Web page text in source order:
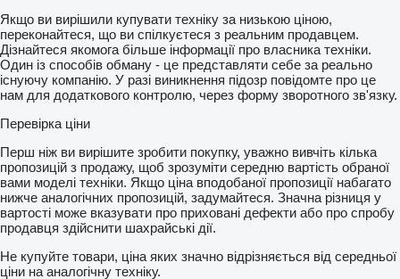
Якщо ви вирішили купувати техніку за низькою ціною,
переконайтеся, що ви спілкуєтеся з реальним продавцем.
Дізнайтеся якомога більше інформації про власника техніки.
Один із способів обману - це представляти себе за реально
існуючу компанію. У разі виникнення підозр повідомте про це
нам для додаткового контролю, через форму зворотного зв'язку.
Перевірка ціни
Перш ніж ви вирішите зробити покупку, уважно вивчіть кілька
пропозицій з продажу, щоб зрозуміти середню вартість обраної
вами моделі техніки. Якщо ціна вподобаної пропозиції набагато
нижче аналогічних пропозицій, задумайтеся. Значна різниця у
вартості може вказувати про приховані дефекти або про спробу
продавця здійснити шахрайські дії.
Не купуйте товари, ціна яких значно відрізняється від середньої
ціни на аналогічну техніку.